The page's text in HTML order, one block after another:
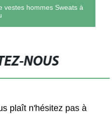
vestes hommes Sweats à
NOUS
plaît n'hésitez pas à